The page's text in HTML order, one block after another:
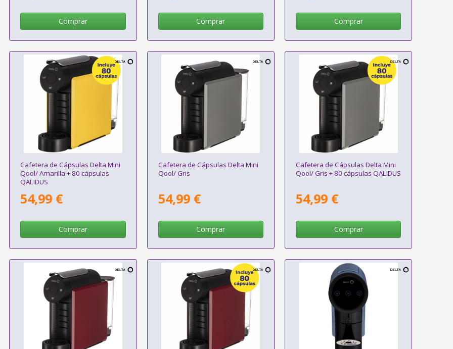
Comprar Comprar Comprar
Cafetera de Cápsulas Delta Mini
Qool/ Amarilla + 80 cápsulas
QALIDUS
54,99 €
Comprar
Cafetera de Cápsulas Delta Mini
Qool/ Gris
54,99 €
Comprar
Cafetera de Cápsulas Delta Mini
Qool/ Gris + 80 cápsulas QALIDUS
54,99 €
Comprar